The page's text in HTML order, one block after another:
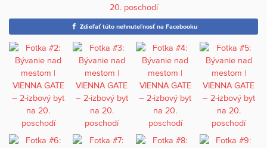
Zdieľať túto nehnuteľnosť na Facebooku